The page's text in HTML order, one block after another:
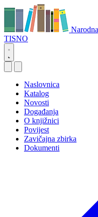
TISNO
Naslovnica
Katalog
Novosti
Događanja
O knjižnici
Povijest
Zavičajna zbirka
Dokumenti